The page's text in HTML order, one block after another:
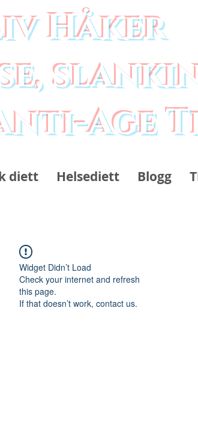
Håker
Age
diett Helsediett Blogg
Widget Didn’t Load
Check your internet and refresh
this page.
If that doesn’t work, contact us.